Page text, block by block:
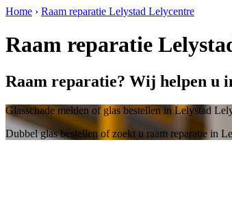
Home › Raam reparatie Lelystad Lelycentre
Raam reparatie
Raam reparatie? Wij helpen u
Glasschade melden of glas bestellen in Lelystad
Dubbel glas bestellen of zoekt u raam reparatie in